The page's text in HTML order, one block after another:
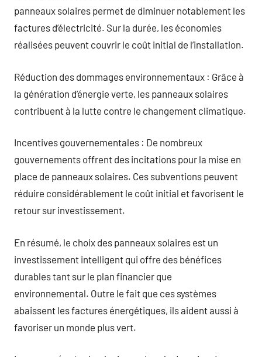
panneaux solaires permet de diminuer notablement les
factures d’électricité. Sur la durée, les économies
réalisées peuvent couvrir le coût initial de l’installation.
Réduction des dommages environnementaux : Grâce à
la génération d’énergie verte, les panneaux solaires
contribuent à la lutte contre le changement climatique.
Incentives gouvernementales : De nombreux
gouvernements offrent des incitations pour la mise en
place de panneaux solaires. Ces subventions peuvent
réduire considérablement le coût initial et favorisent le
retour sur investissement.
En résumé, le choix des panneaux solaires est un
investissement intelligent qui offre des bénéfices
durables tant sur le plan financier que
environnemental. Outre le fait que ces systèmes
abaissent les factures énergétiques, ils aident aussi à
favoriser un monde plus vert.